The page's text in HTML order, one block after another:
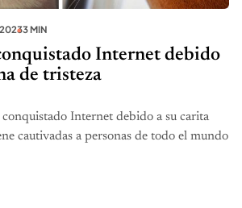
3 MIN
Internet debido
de tristeza
conquistado Internet debido a su carita
cautivadas a personas de todo el mundo